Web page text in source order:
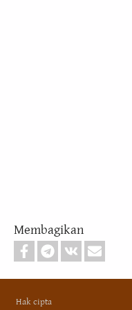
Membagikan
Hak cipta